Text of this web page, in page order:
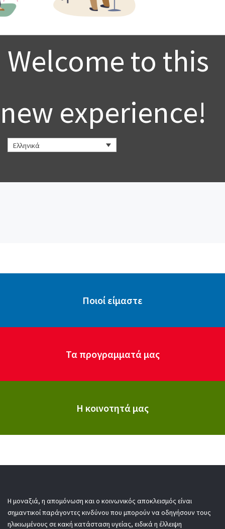
Welcome to this
new experience!
Ελληνικά
Ποιοί είμαστε
Τα προγραμματά μας
Η κοινοτητά μας
Η μοναξιά, η απομόνωση και ο κοινωνικός αποκλεισμός είναι
σημαντικοί παράγοντες κινδύνου που μπορούν να οδηγήσουν τους
ηλικιωμένους σε κακή κατάσταση υγείας, ειδικά η έλλειψη